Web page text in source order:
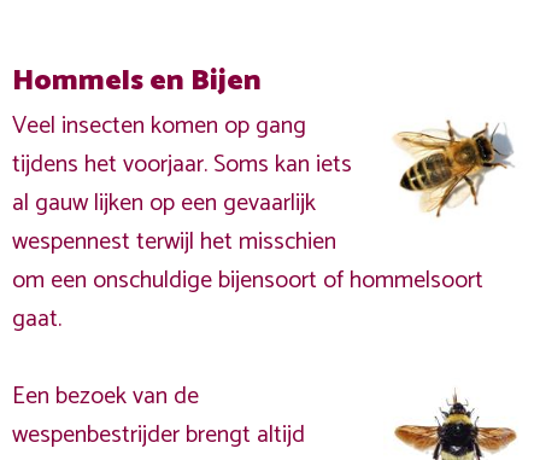
Hommels en Bijen
Veel insecten komen op gang
tijdens het voorjaar. Soms kan iets
al gauw lijken op een gevaarlijk
wespennest terwijl het misschien
om een onschuldige bijensoort of hommelsoort
gaat.
Een bezoek van de
wespenbestrijder brengt altijd